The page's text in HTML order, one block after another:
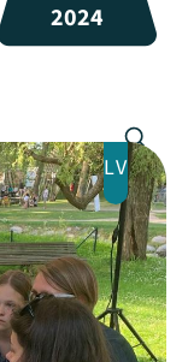
2024
LV